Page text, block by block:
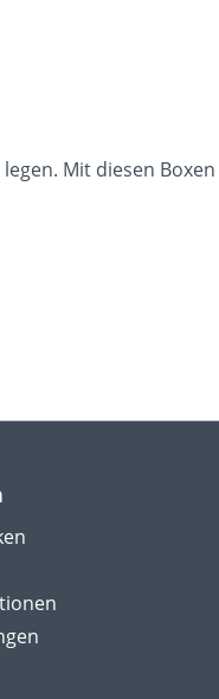
Mit diesen